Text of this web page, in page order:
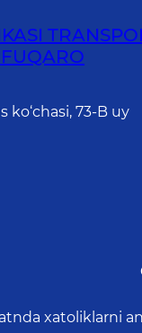
ko‘chasi, 73-B uу
xatoliklarni